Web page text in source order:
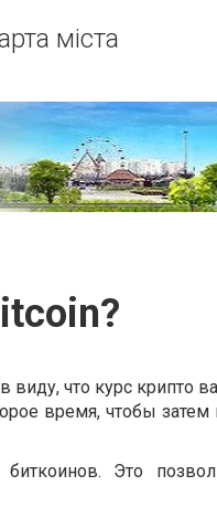
міста
виду, что курс крипто
время, чтобы затем
Это